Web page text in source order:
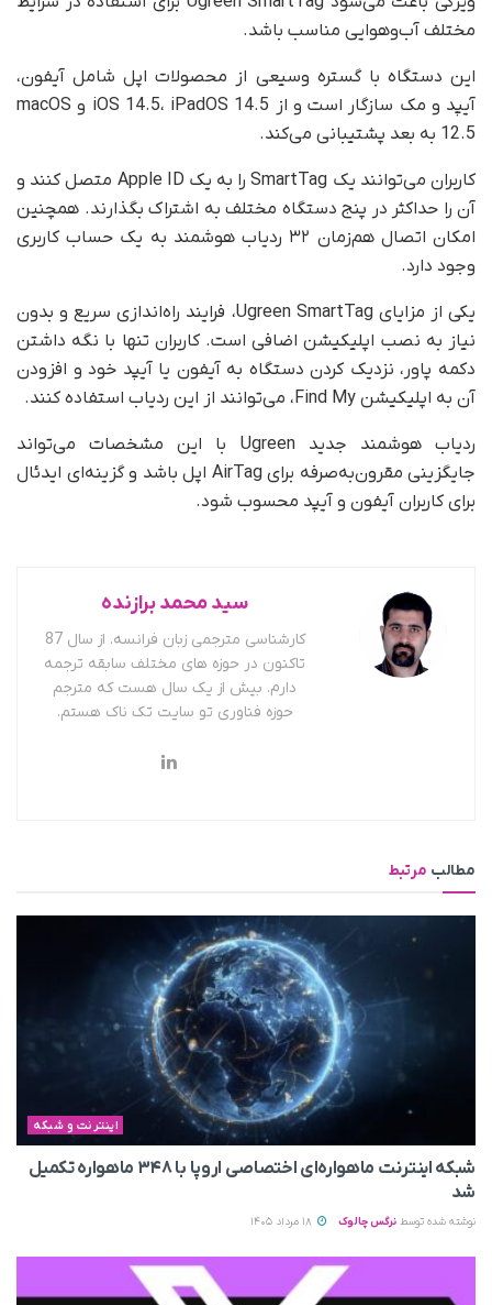
مختلف آب‌وهوایی مناسب باشد.
این دستگاه با گستره وسیعی از محصولات اپل شامل آیفون،
آیپد و مک سازگار است و از iOS 14.5، iPadOS 14.5 و macOS
12.5 به بعد پشتیبانی می‌کند.
کاربران می‌توانند یک SmartTag را به یک Apple ID متصل کنند و
آن را حداکثر در پنج دستگاه مختلف به اشتراک بگذارند. همچنین
امکان اتصال هم‌زمان ۳۲ ردیاب هوشمند به یک حساب کاربری
وجود دارد.
یکی از مزایای Ugreen SmartTag، فرایند راه‌اندازی سریع و بدون
نیاز به نصب اپلیکیشن اضافی است. کاربران تنها با نگه داشتن
دکمه پاور، نزدیک کردن دستگاه به آیفون یا آیپد خود و افزودن
آن به اپلیکیشن Find My، می‌توانند از این ردیاب استفاده کنند.
ردیاب هوشمند جدید Ugreen با این مشخصات می‌تواند
جایگزینی مقرون‌به‌صرفه برای AirTag اپل باشد و گزینه‌ای ایدئال
برای کاربران آیفون و آیپد محسوب شود.
سید محمد برازنده
کارشناسی مترجمی زبان فرانسه. از سال 87
تاکنون در حوزه های مختلف سابقه ترجمه
دارم. بیش از یک سال هست که مترجم
حوزه فناوری تو سایت تک ناک هستم.
مطالب مرتبط
اینترنت و شبکه
شبکه اینترنت ماهواره‌ای اختصاصی اروپا با ۳۴۸ ماهواره تکمیل
شد
نوشته شده توسط نرگس چالوک